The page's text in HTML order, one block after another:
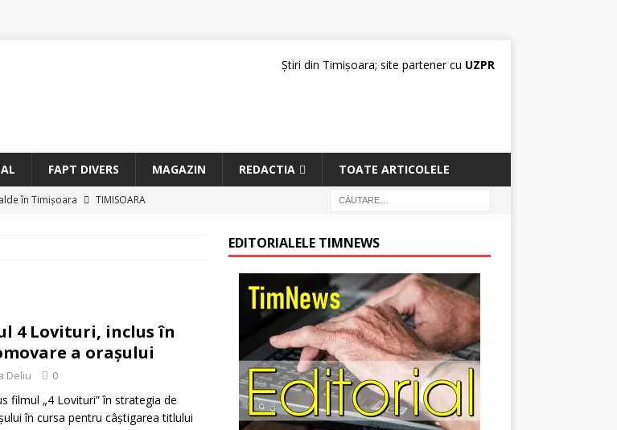
Știri din Timișoara; site partener cu UZPR
FAPT DIVERS MAGAZIN REDACTIA TOATE ARTICOLELE
în Timișoara
TIMISOARA
4 Lovituri, inclus în
a oraşului
Deliu 0
filmul „4 Lovituri” în strategia de
în cursa pentru câştigarea titlului
EDITORIALELE TIMNEWS